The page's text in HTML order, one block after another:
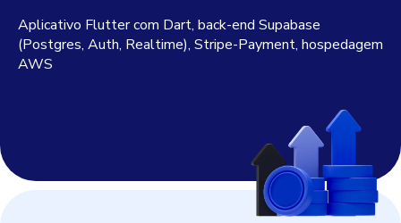
Aplicativo Flutter com Dart, back-end Supabase
(Postgres, Auth, Realtime), Stripe-Payment, hospedagem
AWS